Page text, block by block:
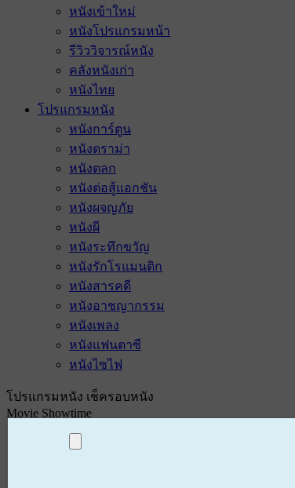
หนังเข้าใหม่
หนังโปรแกรมหน้า
รีวิววิจารณ์หนัง
คลังหนังเก่า
หนังไทย
โปรแกรมหนัง
หนังการ์ตูน
หนังดราม่า
หนังตลก
หนังต่อสู้แอกชัน
หนังผจญภัย
หนังผี
หนังระทึกขวัญ
หนังรักโรแมนติก
หนังสารคดี
หนังอาชญากรรม
หนังเพลง
หนังแฟนตาซี
หนังไซไฟ
โปรแกรมหนัง เช็ครอบหนัง
Movie Showtime